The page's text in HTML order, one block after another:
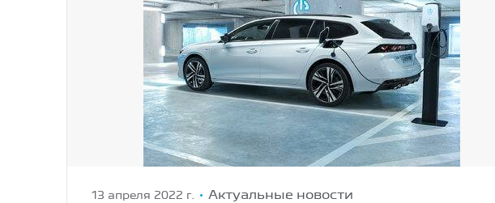
13 апреля 2022 г. Актуальные новости